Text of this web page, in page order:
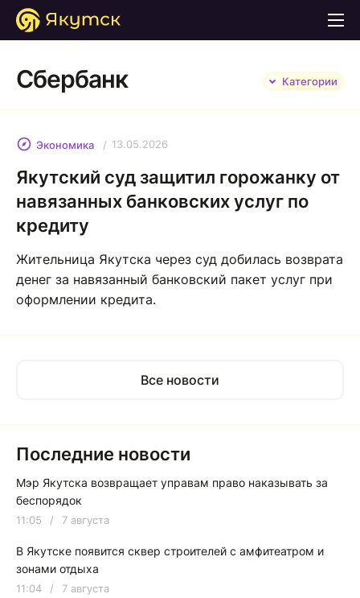
Сбербанк Категории
Экономика 13.05.2026
Якутский суд защитил горожанку от
навязанных банковских услуг по
кредиту
Жительница Якутска через суд добилась возврата
денег за навязанный банковский пакет услуг при
оформлении кредита.
Все новости
Последние новости
Мэр Якутска возвращает управам право наказывать за
беспорядок
11:05 / 7 августа
В Якутске появится сквер строителей с амфитеатром и
зонами отдыха
11:04 / 7 августа